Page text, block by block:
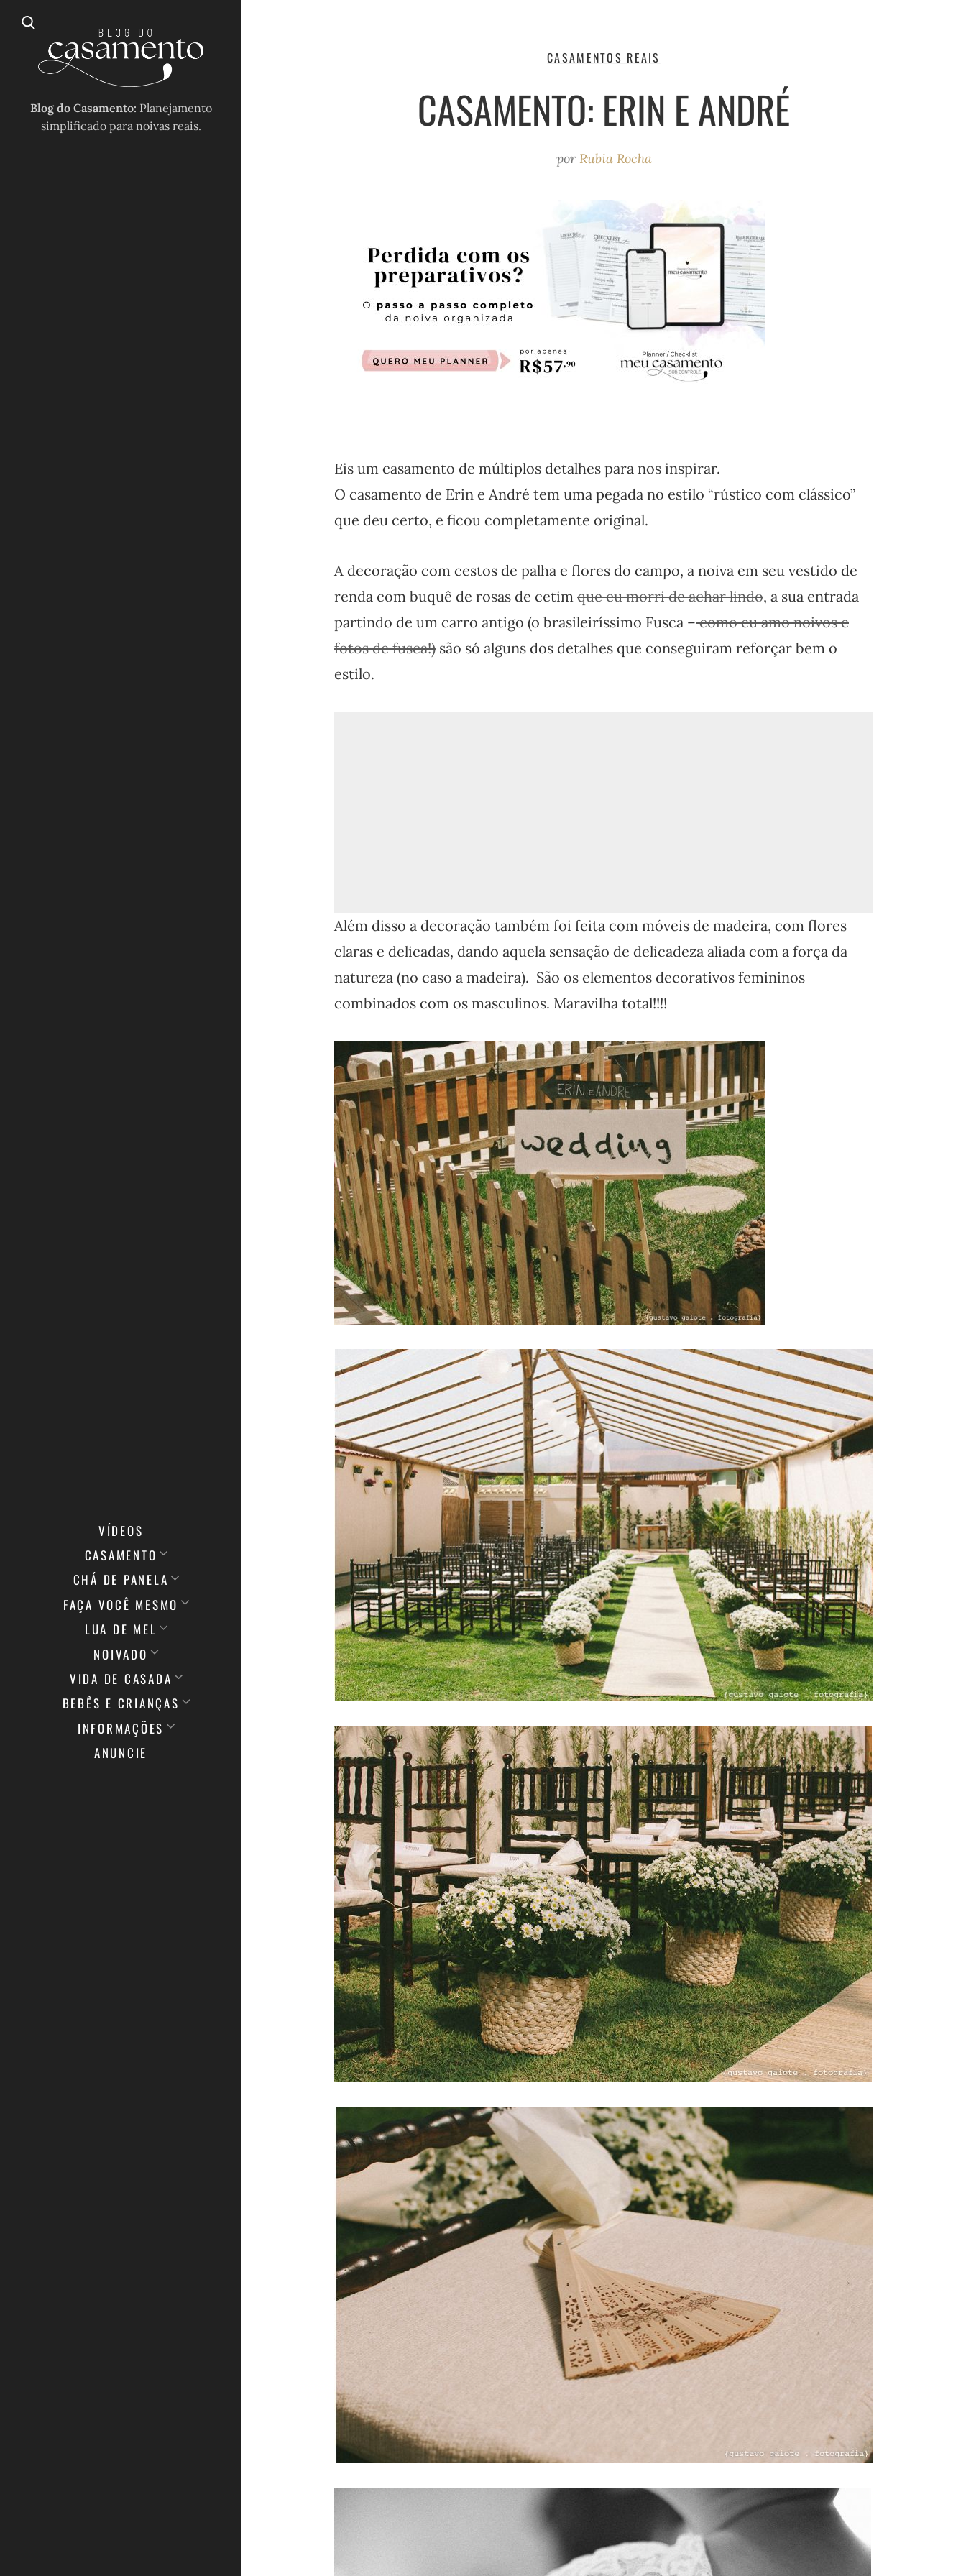
Blog do Casamento: Planejamento
simplificado para noivas reais.
VÍDEOS
CASAMENTO
CHÁ DE PANELA
FAÇA VOCÊ MESMO
LUA DE MEL
NOIVADO
VIDA DE CASADA
BEBÊS E CRIANÇAS
INFORMAÇÕES
ANUNCIE
CASAMENTOS REAIS
CASAMENTO: ERIN E ANDRÉ
por Rubia Rocha
Eis um casamento de múltiplos detalhes para nos inspirar.
O casamento de Erin e André tem uma pegada no estilo “rústico com clássico”
que deu certo, e ficou completamente original.
A decoração com cestos de palha e flores do campo, a noiva em seu vestido de
renda com buquê de rosas de cetim que eu morri de achar lindo, a sua entrada
partindo de um carro antigo (o brasileiríssimo Fusca –como eu amo noivos e
fotos de fusca!) são só alguns dos detalhes que conseguiram reforçar bem o
estilo.
Além disso a decoração também foi feita com móveis de madeira, com flores
claras e delicadas, dando aquela sensação de delicadeza aliada com a força da
natureza (no caso a madeira). São os elementos decorativos femininos
combinados com os masculinos. Maravilha total!!!!